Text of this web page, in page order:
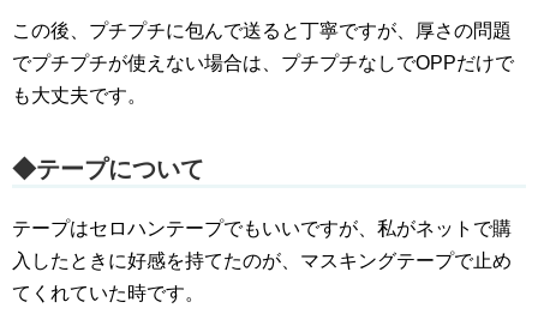
この後、プチプチに包んで送ると丁寧ですが、厚さの問題
でプチプチが使えない場合は、プチプチなしでOPPだけで
も大丈夫です。
◆テープについて
テープはセロハンテープでもいいですが、私がネットで購
入したときに好感を持てたのが、マスキングテープで止め
てくれていた時です。